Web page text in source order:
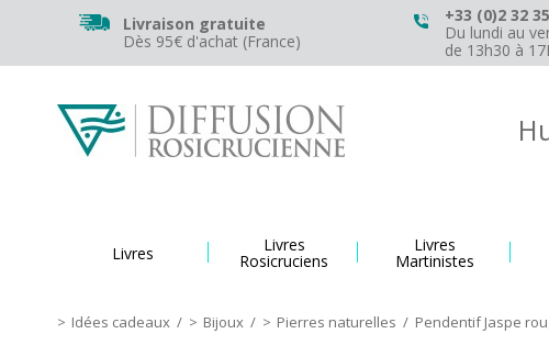
Livraison gratuite
Dès 95€ d'achat (France)
+33 (0)2 32
Du lundi au
de 13h30 à
Livres Livres
Rosicruciens
Livres
Martinistes
Idées cadeaux / Bijoux / Pierres naturelles / Pendentif Jaspe